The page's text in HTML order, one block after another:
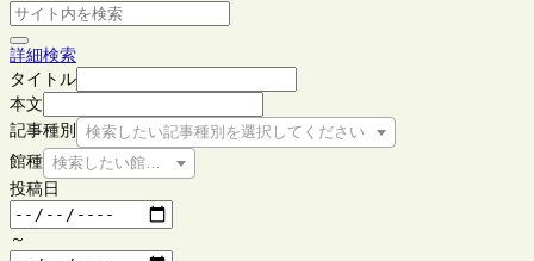
詳細検索
タイトル
本文
記事種別
検索したい記事種別を選択してください
館種 検索したい館種を選択してください
投稿日
～